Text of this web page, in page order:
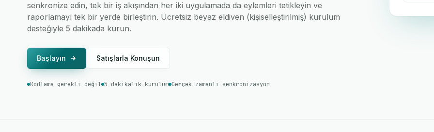
senkronize edin, tek bir iş akışından her iki uygulamada da eylemleri tetikleyin ve
raporlamayı tek bir yerde birleştirin. Ücretsiz beyaz eldiven (kişiselleştirilmiş) kurulum
desteğiyle 5 dakikada kurun.
Başlayın Satışlarla Konuşun
Kodlama gerekli değil 5 dakikalık kurulum Gerçek zamanlı senkronizasyon